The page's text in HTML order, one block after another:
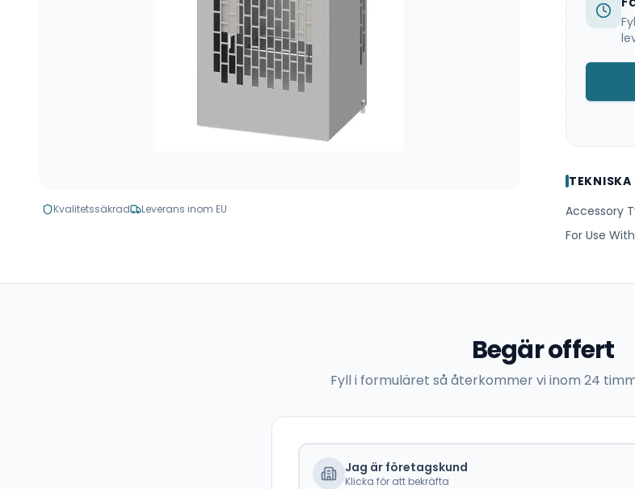
Kvalitetssäkrad Leverans inom EU
TEKNISKA
Accessory
For Use
Begär offert
Fyll i formuläret så återkommer vi inom 24
Jag är företagskund
Klicka för att bekräfta